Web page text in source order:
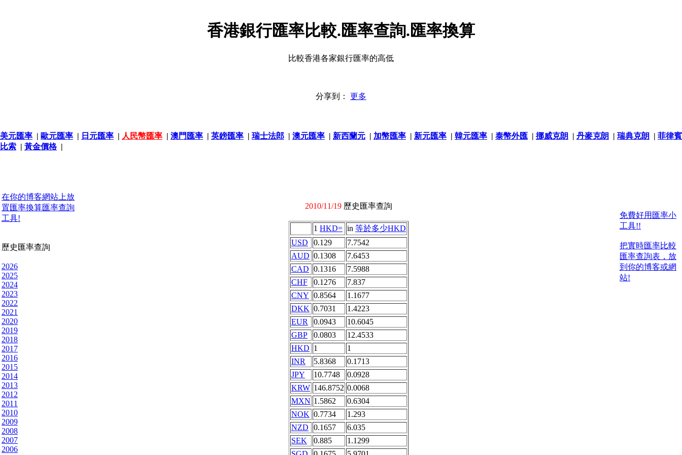
香港銀行匯率比較.匯率查詢.匯率換算
比較香港各家銀行匯率的高低
分享到： 更多
美元匯率 | 歐元匯率 | 日元匯率 | 人民幣匯率 | 澳門匯率 | 英鎊匯率 | 瑞士法郎 | 澳元匯率 | 新西蘭元 | 加幣匯率 | 新元匯率 | 韓元匯率 | 泰幣外匯 | 挪威克朗 | 丹麥克朗 | 瑞典克朗 | 菲律賓
比索 | 黃金價格|
在你的博客網站上放
置匯率換算匯率查詢
工具!
歷史匯率查詢
2026
2025
2024
2023
2022
2021
2020
2019
2018
2017
2016
2015
2014
2013
2012
2011
2010
2009
2008
2007
2006
2010/11/19 歷史匯率查詢
1 HKD= in 等於多少HKD
USD
0.129
7.7542
AUD 0.1308
7.6453
CAD 0.1316
7.5988
CHF
0.1276
7.837
CNY 0.8564
1.1677
DKK 0.7031
1.4223
EUR
0.0943
10.6045
GBP
0.0803
12.4533
HKD 1
1
INR
5.8368
0.1713
JPY
10.7748
0.0928
KRW 146.8752 0.0068
MXN 1.5862
0.6304
NOK 0.7734
1.293
NZD
0.1657
6.035
SEK
0.885
1.1299
免費好用匯率小
工具!!
把實時匯率比較
匯率查詢表，放
到你的博客或網
站!